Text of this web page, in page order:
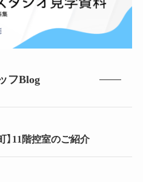
フBlog
】11階控室のご紹介